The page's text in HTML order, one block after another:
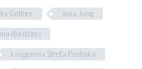
Gellner Jona Jung
dla dzieci
księgarnia Strefa Psotnika